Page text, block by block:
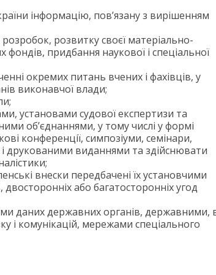
інформацію, пов’язану з вирішенням
розвитку своєї матеріально-
придбання наукової і спеціальної
окремих питань вчених і фахівців, у
виконавчої влади;
установами судової експертизи та
об’єднаннями, у тому числі у формі
конференції, симпозіуми, семінари,
друкованими виданнями та здійснювати
внески передбачені їх установчими
або багатосторонніх угод
даних державних органів, державними,
і комунікацій, мережами спеціального